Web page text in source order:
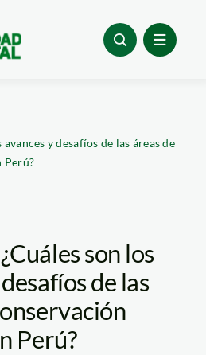
y desafíos de las áreas de
Perú?
son los
de las
Perú?